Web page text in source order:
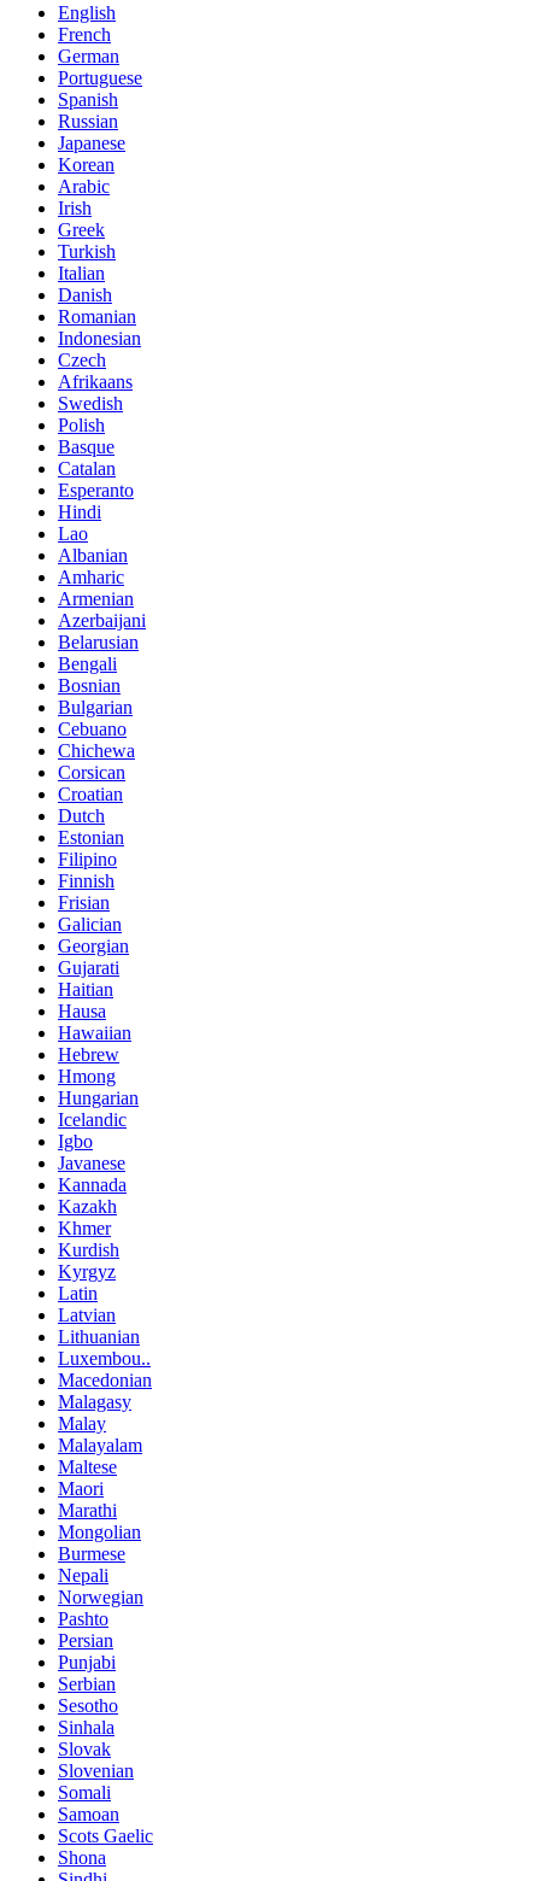
English
French
German
Portuguese
Spanish
Russian
Japanese
Korean
Arabic
Irish
Greek
Turkish
Italian
Danish
Romanian
Indonesian
Czech
Afrikaans
Swedish
Polish
Basque
Catalan
Esperanto
Hindi
Lao
Albanian
Amharic
Armenian
Azerbaijani
Belarusian
Bengali
Bosnian
Bulgarian
Cebuano
Chichewa
Corsican
Croatian
Dutch
Estonian
Filipino
Finnish
Frisian
Galician
Georgian
Gujarati
Haitian
Hausa
Hawaiian
Hebrew
Hmong
Hungarian
Icelandic
Igbo
Javanese
Kannada
Kazakh
Khmer
Kurdish
Kyrgyz
Latin
Latvian
Lithuanian
Luxembou..
Macedonian
Malagasy
Malay
Malayalam
Maltese
Maori
Marathi
Mongolian
Burmese
Nepali
Norwegian
Pashto
Persian
Punjabi
Serbian
Sesotho
Sinhala
Slovak
Slovenian
Somali
Samoan
Scots Gaelic
Shona